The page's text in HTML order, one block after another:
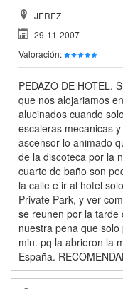
JEREZ
29-11-2007
Valoración:
PEDAZO DE HOTEL.
que nos alojariamos
alucinados cuando
escaleras mecanicas
ascensor lo animado
de la discoteca por la
cuarto de baño son
la calle e ir al hotel
Private Park, y ver
se reunen por la tarde
nuestra pena que
min. pq la abrieron la
España.